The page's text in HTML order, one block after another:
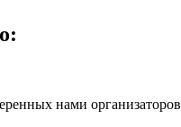
нами организаторов